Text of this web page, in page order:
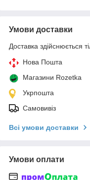
Умови доставки
Доставка здійснюється
Нова Пошта
Магазини Rozetka
Укрпошта
Самовивіз
Всі умови доставки
Умови оплати